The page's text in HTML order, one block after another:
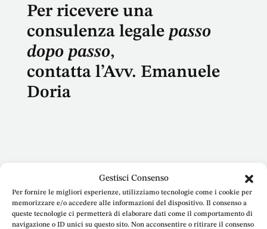
Gestisci Consenso
Per fornire le migliori esperienze, utilizziamo tecnologie come i cookie per
memorizzare e/o accedere alle informazioni del dispositivo. Il consenso a
queste tecnologie ci permetterà di elaborare dati come il comportamento di
navigazione o ID unici su questo sito. Non acconsentire o ritirare il consenso
Per ricevere una
consulenza legale passo
dopo passo,
contatta l’Avv. Emanuele
Doria